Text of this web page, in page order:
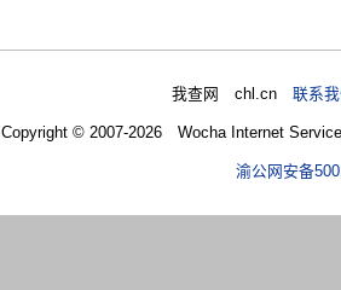
我查网 chl.cn联系
Copyright © 2007-2026 Wocha Internet
渝公网安备